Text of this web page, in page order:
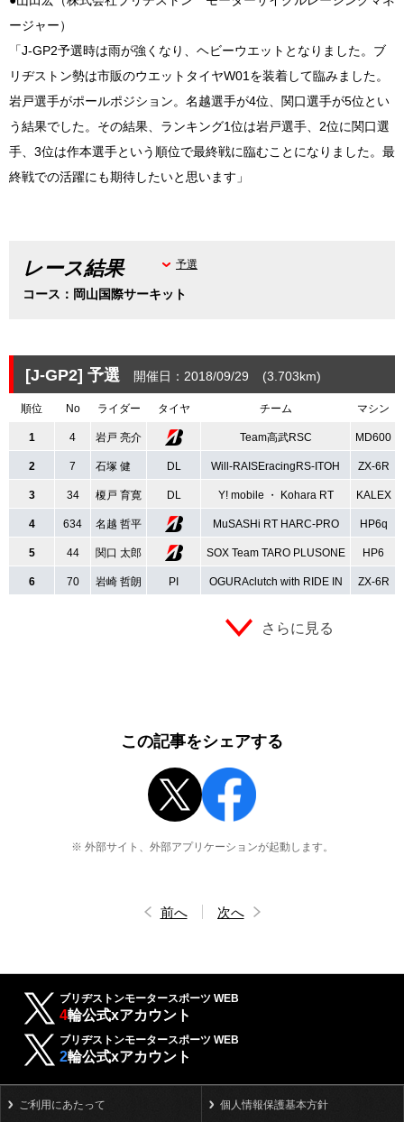
ージャー）
「J-GP2予選時は雨が強くなり、ヘビーウエットとなりました。ブ
リヂストン勢は市販のウエットタイヤW01を装着して臨みました。
岩戸選手がポールポジション。名越選手が4位、関口選手が5位とい
う結果でした。その結果、ランキング1位は岩戸選手、2位に関口選
手、3位は作本選手という順位で最終戦に臨むことになりました。最
終戦での活躍にも期待したいと思います」
レース結果
コース：岡山国際サーキット
予選
[J-GP2] 予選 開催日：2018/09/29 (3.703km)
順位 No ライダー タイヤ チーム マシン
1 4 岩戸 亮介 Team高武RSC MD600
2 7 石塚 健 DL Will-RAISEracingRS-ITOH ZX-6R
3 34 榎戸 育寛 DL Y! mobile ・ Kohara RT KALEX
4 634 名越 哲平 MuSASHi RT HARC-PRO HP6q
5 44 関口 太郎 SOX Team TARO PLUSONE HP6
6 70 岩崎 哲朗 PI OGURAclutch with RIDE IN ZX-6R
さらに見る
この記事をシェアする
※ 外部サイト、外部アプリケーションが起動します。
前へ 次へ
ブリヂストンモータースポーツ WEB
4輪公式xアカウント
ブリヂストンモータースポーツ WEB
2輪公式xアカウント
ご利用にあたって 個人情報保護基本方針